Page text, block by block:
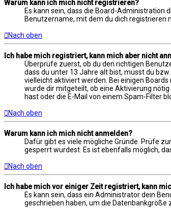
Warum kann ich mich nicht registrieren?
Es kann sein, dass die Board-Administration
Benutzername, mit dem du dich registrieren
Nach oben
Ich habe mich registriert, kann mich aber nicht
Überprüfe zuerst, ob du den richtigen
dass du unter 13 Jahre alt bist, musst du
vielleicht aktiviert werden. Bei einigen
wurde dir mitgeteilt, ob eine Aktivierung
hast oder die E-Mail von einem Spam-Filter
Nach oben
Warum kann ich mich nicht anmelden?
Dafür gibt es viele mögliche Gründe. Prüfe
gesperrt wurdest. Es ist ebenfalls möglich,
Nach oben
Ich habe mich vor einiger Zeit registriert, kann
Es kann sein, dass ein Administrator dein
geschrieben haben, um die Datenbankgröße